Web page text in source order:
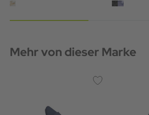
Mehr von dieser Marke